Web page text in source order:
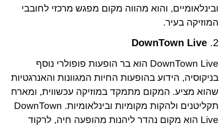
ובינלאומיים, והוא מהווה מקום מפגש מרכזי לחובבי
המוזיקה בעיר.
2.
DownTown Live
DownTown Live הוא בר הופעות פופולרי נוסף
בניקוסיה, הידוע בהופעות החיות המגוונות והאנרגטיות
שהוא מציע. המקום מתמקד במוזיקה עכשווית, ומארח
תקליטנים ולהקות מקומיות ובינלאומיות. DownTown
Live הוא מקום נהדר ליהנות מהופעה חיה, לרקוד